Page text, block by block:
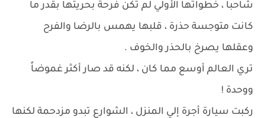
شاحباً ، خطواتها الأولي لم تكن فرحة بحريتها بقدر ما
كانت متوجسة حذرة ، قلبها يهمس بالرضا والفرح
وعقلها يصرخ بالحذر والخوف .
تري العالم أوسع مما كان ، لكنه قد صار أكثر غموضاً
ووحدة !
ركبت سيارة أجرة إلي المنزل ، الشوارع تبدو مزدحمة لكنها